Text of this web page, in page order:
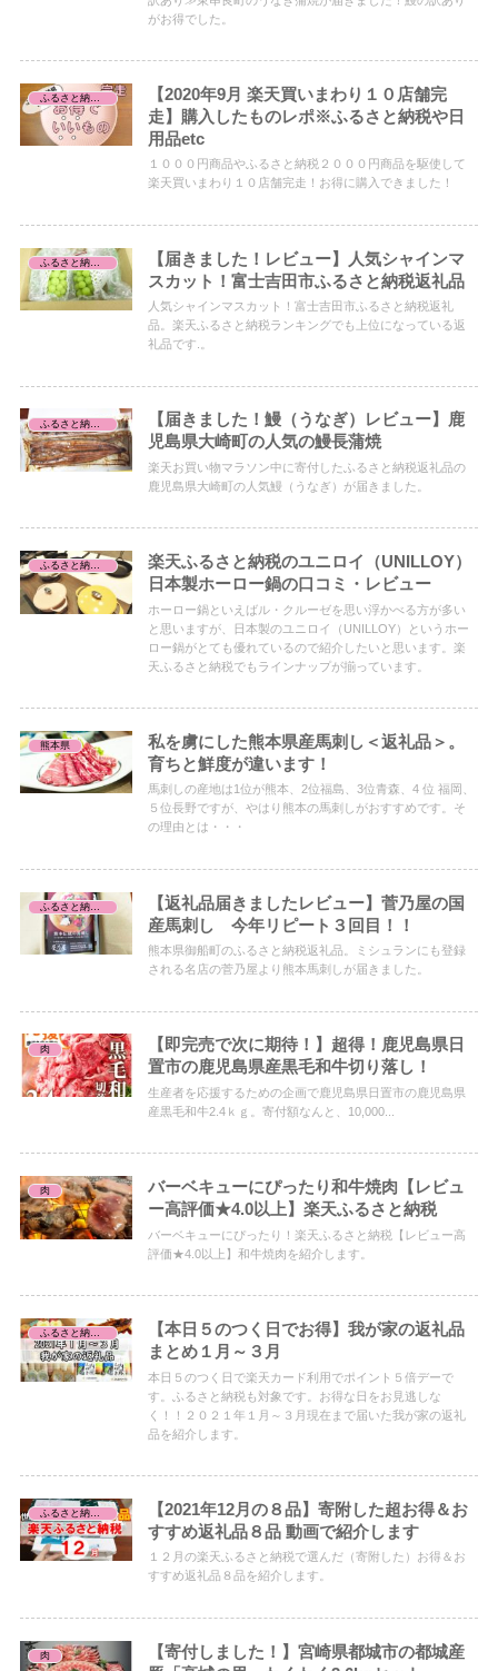
がお得でした。
ふるさと納税レビュー
【2020年9月 楽天買いまわり１０店舗完
走】購入したものレポ※ふるさと納税や日
用品etc
１０００円商品やふるさと納税２０００円商品を駆使して
楽天買いまわり１０店舗完走！お得に購入できました！
【届きました！レビュー】人気シャインマ
スカット！富士吉田市ふるさと納税返礼品
人気シャインマスカット！富士吉田市ふるさと納税返礼
品。楽天ふるさと納税ランキングでも上位になっている返
礼品です.。
【届きました！鰻（うなぎ）レビュー】鹿
児島県大崎町の人気の鰻長蒲焼
楽天お買い物マラソン中に寄付したふるさと納税返礼品の
鹿児島県大崎町の人気鰻（うなぎ）が届きました。
ふるさと納税レビュー
楽天ふるさと納税のユニロイ（UNILLOY）
日本製ホーロー鍋の口コミ・レビュー
ホーロー鍋といえばル・クルーゼを思い浮かべる方が多い
と思いますが、日本製のユニロイ（UNILLOY）というホー
ロー鍋がとても優れているので紹介したいと思います。楽
天ふるさと納税でもラインナップが揃っています。
熊本県
私を虜にした熊本県産馬刺し＜返礼品＞。
育ちと鮮度が違います！
馬刺しの産地は1位が熊本、2位福島、3位青森、4 位 福岡、
５位長野ですが、やはり熊本の馬刺しがおすすめです。そ
の理由とは・・・
【返礼品届きましたレビュー】菅乃屋の国
産馬刺し 今年リピート３回目！！
熊本県御船町のふるさと納税返礼品。ミシュランにも登録
される名店の菅乃屋より熊本馬刺しが届きました。
肉
【即完売で次に期待！】超得！鹿児島県日
置市の鹿児島県産黒毛和牛切り落し！
生産者を応援するための企画で鹿児島県日置市の鹿児島県
産黒毛和牛2.4ｋｇ。寄付額なんと、10,000...
肉
バーベキューにぴったり和牛焼肉【レビュ
ー高評価★4.0以上】楽天ふるさと納税
バーベキューにぴったり！楽天ふるさと納税【レビュー高
評価★4.0以上】和牛焼肉を紹介します。
ふるさと納税レビュー
【本日５のつく日でお得】我が家の返礼品
まとめ１月～３月
本日５のつく日で楽天カード利用でポイント５倍デーで
す。ふるさと納税も対象です。お得な日をお見逃しな
く！！２０２１年１月～３月現在まで届いた我が家の返礼
品を紹介します。
【2021年12月の８品】寄附した超お得＆お
すすめ返礼品８品 動画で紹介します
１２月の楽天ふるさと納税で選んだ（寄附した）お得＆お
すすめ返礼品８品を紹介します。
肉
【寄付しました！】宮崎県都城市の都城産